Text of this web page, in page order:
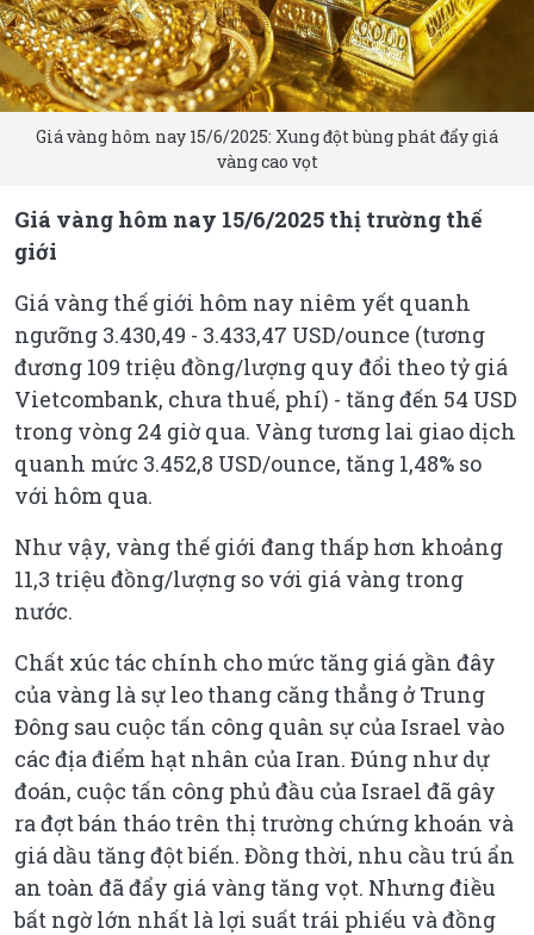
Giá vàng hôm nay 15/6/2025: Xung đột bùng phát đẩy giá
vàng cao vọt
Giá vàng hôm nay 15/6/2025 thị trường thế
giới
Giá vàng thế giới hôm nay niêm yết quanh
ngưỡng 3.430,49 - 3.433,47 USD/ounce (tương
đương 109 triệu đồng/lượng quy đổi theo tỷ giá
Vietcombank, chưa thuế, phí) - tăng đến 54 USD
trong vòng 24 giờ qua. Vàng tương lai giao dịch
quanh mức 3.452,8 USD/ounce, tăng 1,48% so
với hôm qua.
Như vậy, vàng thế giới đang thấp hơn khoảng
11,3 triệu đồng/lượng so với giá vàng trong
nước.
Chất xúc tác chính cho mức tăng giá gần đây
của vàng là sự leo thang căng thẳng ở Trung
Đông sau cuộc tấn công quân sự của Israel vào
các địa điểm hạt nhân của Iran. Đúng như dự
đoán, cuộc tấn công phủ đầu của Israel đã gây
ra đợt bán tháo trên thị trường chứng khoán và
giá dầu tăng đột biến. Đồng thời, nhu cầu trú ẩn
an toàn đã đẩy giá vàng tăng vọt. Nhưng điều
bất ngờ lớn nhất là lợi suất trái phiếu và đồng